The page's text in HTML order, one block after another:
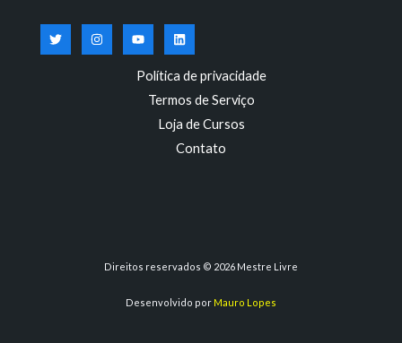
Política de privacidade
Termos de Serviço
Loja de Cursos
Contato
Direitos reservados © 2026 Mestre Livre
Desenvolvido por Mauro Lopes